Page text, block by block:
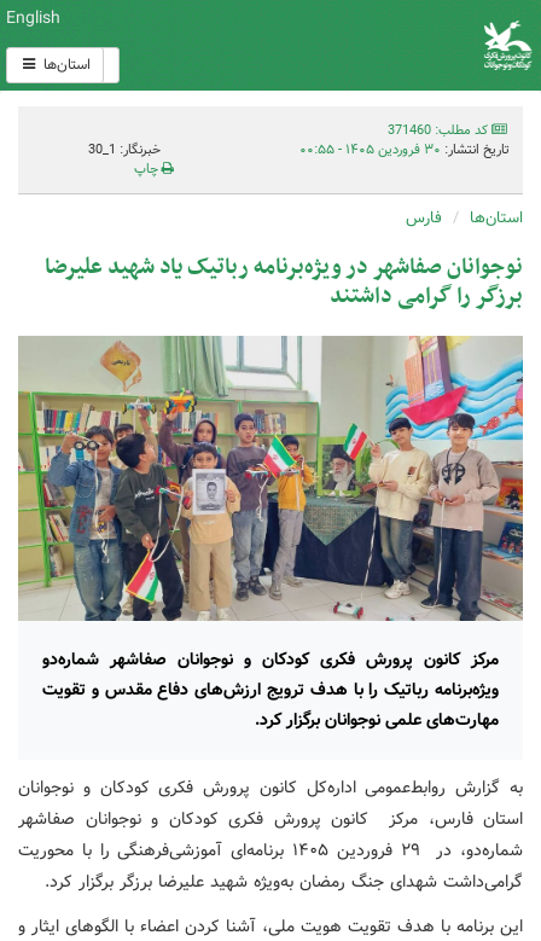
English
استان‌ها
کد مطلب: 371460
تاریخ انتشار: ۳۰ فروردین ۱۴۰۵ - ۰۰:۵۵
خبرنگار: 1_30
چاپ
استان‌ها فارس
نوجوانان صفاشهر در ویژه‌برنامه رباتیک یاد شهید علیرضا
برزگر را گرامی داشتند
مرکز کانون پرورش فکری کودکان و نوجوانان صفاشهر شماره‌دو
ویژه‌برنامه رباتیک را با هدف ترویج ارزش‌های دفاع مقدس و تقویت
مهارت‌های علمی نوجوانان برگزار کرد.
به گزارش روابط‌عمومی اداره‌کل کانون پرورش فکری کودکان و نوجوانان
استان فارس، مرکز کانون پرورش فکری کودکان و نوجوانان صفاشهر
شماره‌دو، در ۲۹ فروردین ۱۴۰۵ برنامه‌ای آموزشی‌فرهنگی را با محوریت
گرامی‌داشت شهدای جنگ رمضان به‌ویژه شهید علیرضا برزگر برگزار کرد.
این برنامه با هدف تقویت هویت ملی، آشنا کردن اعضاء با الگوهای ایثار و